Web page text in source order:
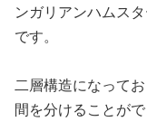
ンガリアンハムス
です。
二層構造になって
間を分けることがで